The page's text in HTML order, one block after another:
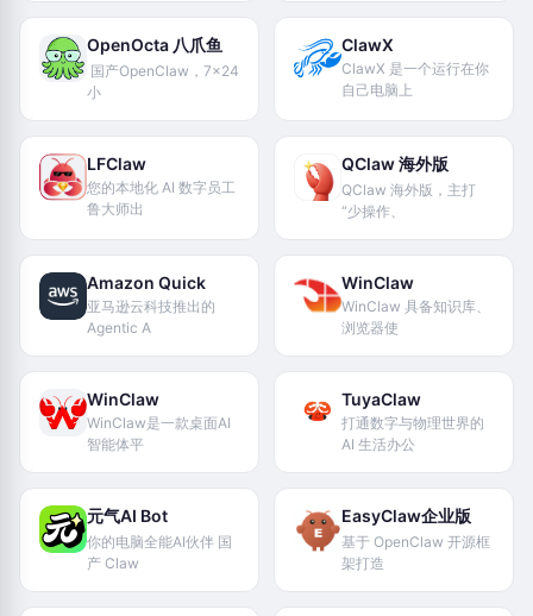
OpenOcta 八爪鱼
国产OpenClaw，7×24
小
ClawX
ClawX 是一个运行在你
自己电脑上
LFClaw
您的本地化 AI 数字员工
鲁大师出
QClaw 海外版
QClaw 海外版，主打
“少操作、
Amazon Quick
亚马逊云科技推出的
Agentic A
WinClaw
WinClaw 具备知识库、
浏览器使
WinClaw
WinClaw是一款桌面AI
智能体平
TuyaClaw
打通数字与物理世界的
AI 生活办公
元气AI Bot
你的电脑全能AI伙伴 国
产 Claw
EasyClaw企业版
基于 OpenClaw 开源框
架打造